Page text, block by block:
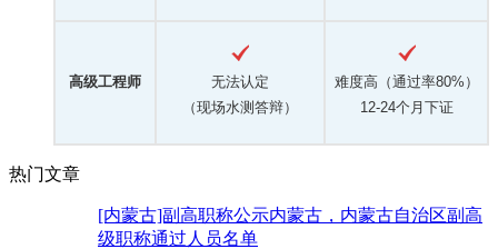
高级工程师
无法认定
（现场水测答辩）
难度高（通过率80%）
12-24个月下证
热门文章
[内蒙古]副高职称公示内蒙古，内蒙古自治区副高
级职称通过人员名单